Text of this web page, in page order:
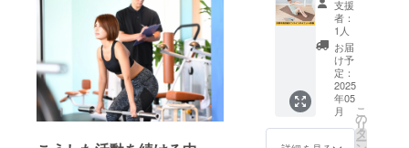
康作りに携
わってきま
したが、運
動だけでは
改善できな
い不調が多
くあり、そ
は60分
となり
ます。
※日程は
メール
にて調
整させ
ていた
だきま
ダイ
エット
体験】
ANCHO
Rのオン
ライン
での体
調不良
改善ダ
イエッ
支援
者：
1人
お届
け予
定：
2025
年05
月
こ
の
リ
タ
ー